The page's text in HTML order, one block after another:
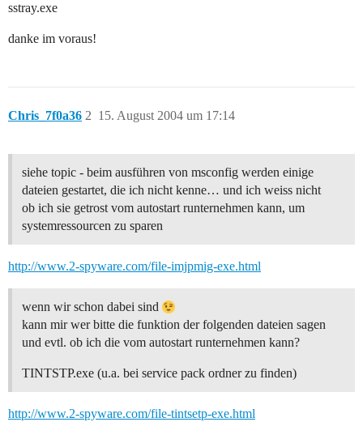
sstray.exe
danke im voraus!
Chris_7f0a36 15. August 2004 um 17:14
2
siehe topic - beim ausführen von msconfig werden einige
dateien gestartet, die ich nicht kenne… und ich weiss nicht
ob ich sie getrost vom autostart runternehmen kann, um
systemressourcen zu sparen
http://www.2-spyware.com/file-imjpmig-exe.html
wenn wir schon dabei sind
kann mir wer bitte die funktion der folgenden dateien sagen
und evtl. ob ich die vom autostart runternehmen kann?
TINTSTP.exe (u.a. bei service pack ordner zu finden)
http://www.2-spyware.com/file-tintsetp-exe.html